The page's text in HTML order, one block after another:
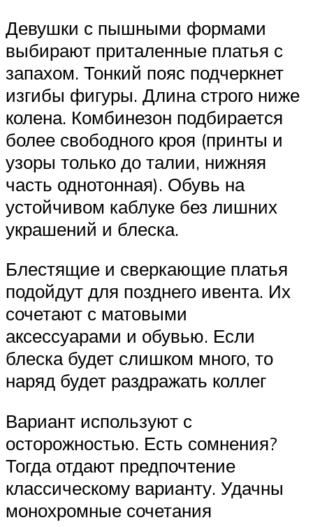
Девушки с пышными формами
выбирают приталенные платья с
запахом. Тонкий пояс подчеркнет
изгибы фигуры. Длина строго ниже
колена. Комбинезон подбирается
более свободного кроя (принты и
узоры только до талии, нижняя
часть однотонная). Обувь на
устойчивом каблуке без лишних
украшений и блеска.
Блестящие и сверкающие платья
подойдут для позднего ивента. Их
сочетают с матовыми
аксессуарами и обувью. Если
блеска будет слишком много, то
наряд будет раздражать коллег
Вариант используют с
осторожностью. Есть сомнения?
Тогда отдают предпочтение
классическому варианту. Удачны
монохромные сочетания